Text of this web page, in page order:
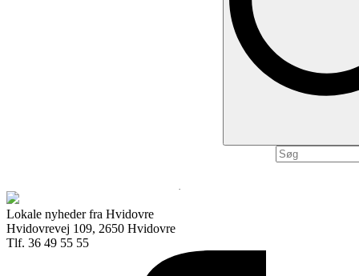
.
Lokale nyheder fra Hvidovre
Hvidovrevej 109, 2650 Hvidovre
Tlf. 36 49 55 55